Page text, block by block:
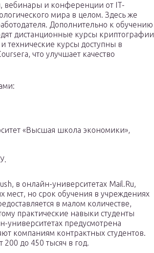
вебинары и конференции от IT-
мира в целом. Здесь же
Дополнительно к обучению
дистанционные курсы криптографии
технические курсы доступны в
что улучшает качество
«Высшая школа экономики»,
в онлайн-университетах Mail.Ru,
мест, но срок обучения в учреждениях
в малом количестве,
практические навыки студенты
университетах предусмотрена
компаниям контрактных студентов.
200 до 450 тысяч в год.